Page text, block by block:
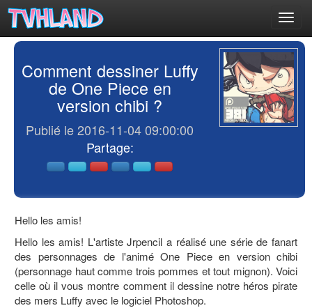
Comment dessiner Luffy
de One Piece en
version chibi ?
Publié le 2016-11-04 09:00:00
Partage:
Hello les amis!
Hello les amis! L'artiste Jrpencil a réalisé une série de fanart
des personnages de l'animé One Piece en version chibi
(personnage haut comme trois pommes et tout mignon). Voici
celle où il vous montre comment il dessine notre héros pirate
des mers Luffy avec le logiciel Photoshop.